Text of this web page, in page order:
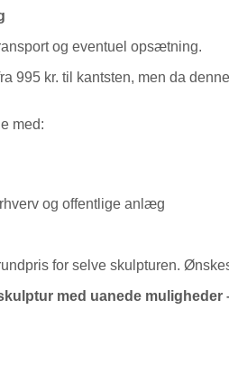
og eventuel opsætning.
995 kr. til kantsten, men da
med:
og offentlige anlæg
for selve skulpturen.
med uanede
#2 – Massiv Natursten fra Sverige